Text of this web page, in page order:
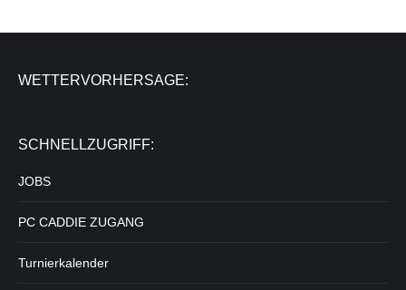
WETTERVORHERSAGE:
SCHNELLZUGRIFF:
JOBS
PC CADDIE ZUGANG
Turnierkalender